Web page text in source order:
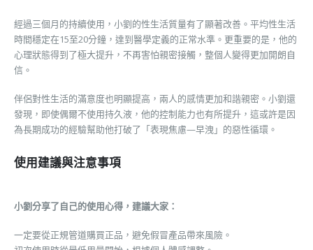
經過三個月的持續使用，小劉的性生活質量有了顯著改善。平均性生活
時間穩定在15至20分鐘，達到醫學定義的正常水準。更重要的是，他的
心理狀態得到了極大提升，不再害怕親密接觸，整個人變得更加開朗自
信。
伴侶對性生活的滿意度也明顯提高，兩人的感情更加和諧親密。小劉還
發現，即使偶爾不使用持久液，他的控制能力也有所提升，這或許是因
為長期成功的經驗幫助他打破了「表現焦慮—早洩」的惡性循環。
使用建議與注意事項
小劉分享了自己的使用心得，建議大家：
一定要從正規管道購買正品，避免假冒產品帶來風險。